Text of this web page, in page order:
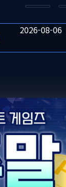
2026-08-05